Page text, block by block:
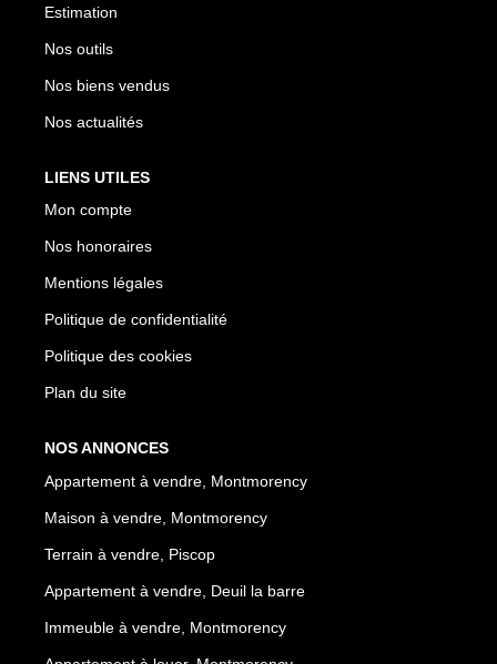
Estimation
Nos outils
Nos biens vendus
Nos actualités
LIENS UTILES
Mon compte
Nos honoraires
Mentions légales
Politique de confidentialité
Politique des cookies
Plan du site
NOS ANNONCES
Appartement à vendre, Montmorency
Maison à vendre, Montmorency
Terrain à vendre, Piscop
Appartement à vendre, Deuil la barre
Immeuble à vendre, Montmorency